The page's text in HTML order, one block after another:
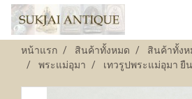
หน้าแรก สินค้าทั้งหมด สินค้าทั้งห
พระแม่อุมา
เทวรูปพระแม่อุมา ยื